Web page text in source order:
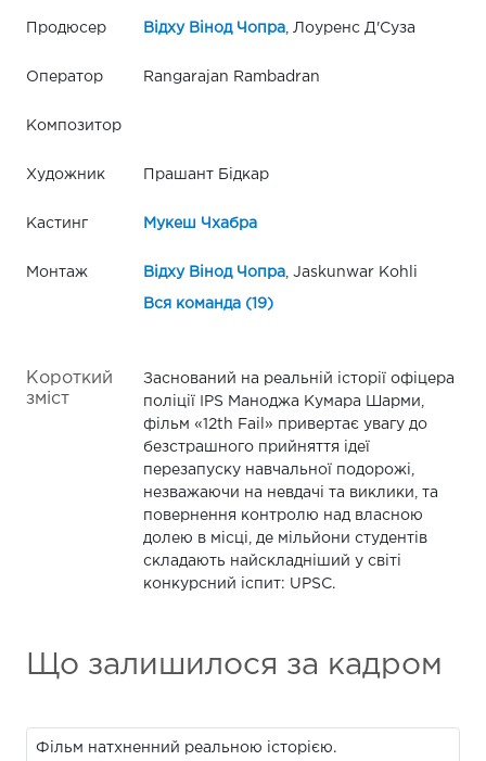
Продюсер Відху Вінод Чопра, Лоуренс Д'Суза
Оператор Rangarajan Rambadran
Композитор
Художник Прашант Бідкар
Кастинг Мукеш Чхабра
Монтаж Відху Вінод Чопра, Jaskunwar Kohli
Вся команда (19)
Короткий
зміст
Заснований на реальній історії офіцера
поліції IPS Маноджа Кумара Шарми,
фільм «12th Fail» привертає увагу до
безстрашного прийняття ідеї
перезапуску навчальної подорожі,
незважаючи на невдачі та виклики, та
повернення контролю над власною
долею в місці, де мільйони студентів
складають найскладніший у світі
конкурсний іспит: UPSC.
Що залишилося за кадром
Фільм натхненний реальною історією.